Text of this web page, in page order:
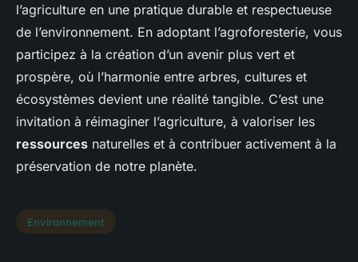
l’agriculture en une pratique durable et respectueuse
de l’environnement. En adoptant l’agroforesterie, vous
participez à la création d’un avenir plus vert et
prospère, où l’harmonie entre arbres, cultures et
écosystèmes devient une réalité tangible. C’est une
invitation à réimaginer l’agriculture, à valoriser les
ressources naturelles et à contribuer activement à la
préservation de notre planète.
Environnement